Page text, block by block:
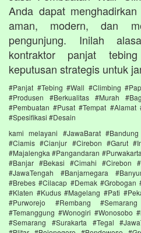
Anda dapat
aman, modern, dan
pengunjung. Inilah
kontraktor panjat
keputusan strategis untuk
#Panjat #Tebing #Wall #Climbing
#Produsen #Berkualitas #Murah
#Pembuatan #Pusat #Tempat
#Spesifikasi #Desain
kami melayani #JawaBarat
#Ciamis #Cianjur #Cirebon #Garut
#Majalengka #Pangandaran
#Banjar #Bekasi #Cimahi #Cirebon
#JawaTengah #Banjarnegara
#Brebes #Cilacap #Demak #Grobogan
#Klaten #Kudus #Magelang #Pati
#Purworejo #Rembang
#Temanggung #Wonogiri #Wonosobo
#Semarang #Surakarta #Tegal